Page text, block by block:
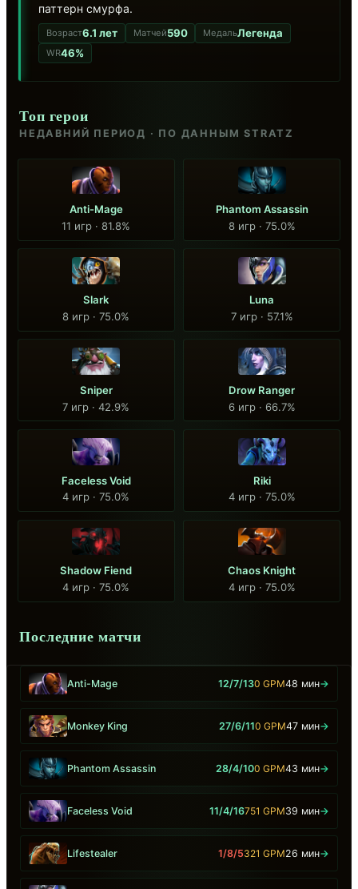
паттерн смурфа.
Возраст6.1 лет Матчей590 МедальЛегенда
WR46%
Топ герои
НЕДАВНИЙ ПЕРИОД · ПО ДАННЫМ STRATZ
Anti-Mage
11 игр · 81.8%
Phantom Assassin
8 игр · 75.0%
Slark
8 игр · 75.0%
Luna
7 игр · 57.1%
Sniper
7 игр · 42.9%
Drow Ranger
6 игр · 66.7%
Faceless Void
4 игр · 75.0%
Riki
4 игр · 75.0%
Shadow Fiend
4 игр · 75.0%
Chaos Knight
4 игр · 75.0%
Последние матчи
Anti-Mage 12/7/130 GPM48 мин→
Monkey King 27/6/110 GPM47 мин→
Phantom Assassin 28/4/100 GPM43 мин→
Faceless Void 11/4/16751 GPM39 мин→
Lifestealer 1/8/5321 GPM26 мин→